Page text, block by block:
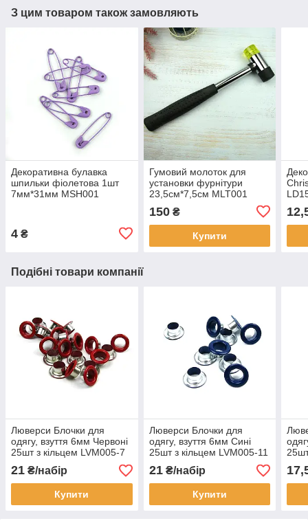
З цим товаром також замовляють
Декоративна булавка
шпильки фіолетова 1шт
7мм*31мм MSH001
4 ₴
Гумовий молоток для
установки фурнітури
23,5см*7,5см MLT001
150₴
Купити
Подібні товари компанії
Люверси Блочки для
одягу, взуття 6мм Червоні
25шт з кільцем LVM005-7
21 ₴/набір
Купити
Люверси Блочки для
одягу, взуття 6мм Сині
25шт з кільцем LVM005-11
21₴/набір
Купити